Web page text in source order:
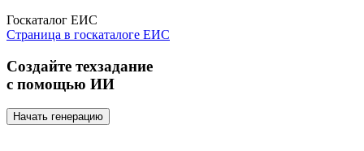
Госкаталог ЕИС
Страница в госкаталоге ЕИС
Создайте техзадание
с помощью ИИ
Начать генерацию